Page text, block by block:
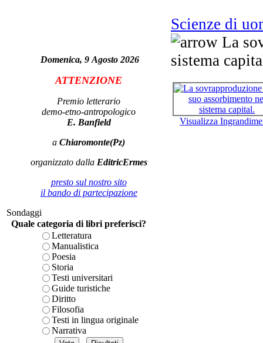
Domenica, 9 Agosto 2026
ATTENZIONE
Premio letterario
demo-etno-antropologico
E. Banfield
a Chiaromonte(Pz)
organizzato dalla EditricErmes
presto sul nostro sito
il bando di partecipazione
Sondaggi
Quale categoria di libri preferisci?
Letteratura
Manualistica
Poesia
Storia
Testi universitari
Guide turistiche
Diritto
Filosofia
Testi in lingua originale
Narrativa
Scienze di
La
sistema
Visualizza